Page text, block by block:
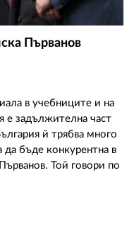
Първанов
в учебниците и на
е задължителна част
й трябва много
да бъде конкурентна в
Той говори по